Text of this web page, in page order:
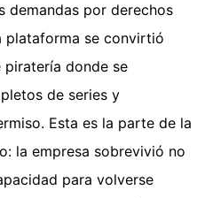
demandas por derechos
plataforma se convirtió
piratería donde se
de series y
Esta es la parte de la
la empresa sobrevivió no
para volverse